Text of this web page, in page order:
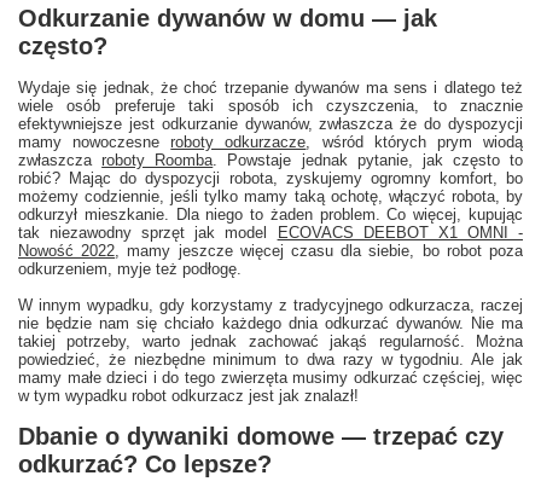
Odkurzanie dywanów w domu — jak
często?
Wydaje się jednak, że choć trzepanie dywanów ma sens i dlatego też
wiele osób preferuje taki sposób ich czyszczenia, to znacznie
efektywniejsze jest odkurzanie dywanów, zwłaszcza że do dyspozycji
mamy nowoczesneroboty odkurzacze, wśród których prym wiodą
zwłaszczaroboty Roomba. Powstaje jednak pytanie, jak często to
robić? Mając do dyspozycji robota, zyskujemy ogromny komfort, bo
możemy codziennie, jeśli tylko mamy taką ochotę, włączyć robota, by
odkurzył mieszkanie. Dla niego to żaden problem. Co więcej, kupując
tak niezawodny sprzęt jak model
ECOVACS DEEBOT X1 OMNI -
Nowość 2022, mamy jeszcze więcej czasu dla siebie, bo robot poza
odkurzeniem, myje też podłogę.
W innym wypadku, gdy korzystamy z tradycyjnego odkurzacza, raczej
nie będzie nam się chciało każdego dnia odkurzać dywanów. Nie ma
takiej potrzeby, warto jednak zachować jakąś regularność. Można
powiedzieć, że niezbędne minimum to dwa razy w tygodniu. Ale jak
mamy małe dzieci i do tego zwierzęta musimy odkurzać częściej, więc
w tym wypadku robot odkurzacz jest jak znalazł!
Dbanie o dywaniki domowe — trzepać czy
odkurzać? Co lepsze?